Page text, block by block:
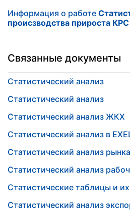
Информация о работе
происзводства прироста КРС
Связанные документы
Статистический анализ
Статистический анализ
Статистический анализ ЖКХ
Статистический анализ в
Статистический анализ
Статистический анализ
Статистические таблицы и
Статистический анализ